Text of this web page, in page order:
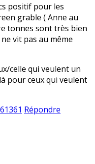
positif pour les
grable ( Anne au
tonnes sont très bien
vit pas au même
celle qui veulent un
pour ceux qui veulent
Répondre